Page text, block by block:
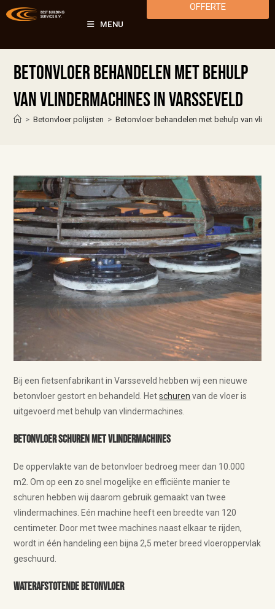
MENU
OFFERTE
Betonvloer behandelen met behulp
van vlindermachines in Varsseveld
> Betonvloer polijsten > Betonvloer behandelen met behulp van
Bij een fietsenfabrikant in Varsseveld hebben wij een nieuwe
betonvloer gestort en behandeld. Hetschuren van de vloer is
uitgevoerd met behulp van vlindermachines.
Betonvloer schuren met vlindermachines
De oppervlakte van de betonvloer bedroeg meer dan 10.000
m2. Om op een zo snel mogelijke en efficiënte manier te
schuren hebben wij daarom gebruik gemaakt van twee
vlindermachines. Eén machine heeft een breedte van 120
centimeter. Door met twee machines naast elkaar te rijden,
wordt in één handeling een bijna 2,5 meter breed vloeroppervlak
geschuurd.
Waterafstotende betonvloer